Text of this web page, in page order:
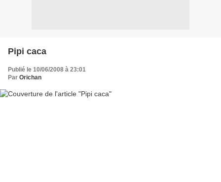
Pipi caca
Publié le 10/06/2008 à 23:01
Par Orichan